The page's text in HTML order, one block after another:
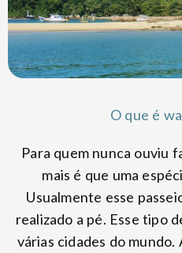
O que é
Para quem nunca ouviu
mais é que uma
Usualmente esse
realizado a pé. Esse tipo
várias cidades do